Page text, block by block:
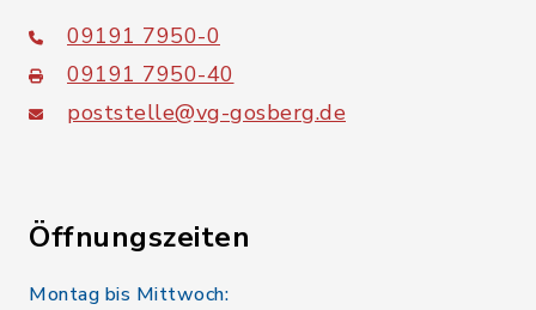
09191 7950-0
09191 7950-40
poststelle@vg-gosberg.de
Öffnungszeiten
Montag bis Mittwoch: